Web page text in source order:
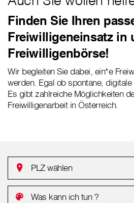
Finden Sie Ihren
Freiwilligeneinsatz in
Freiwilligenbörse!
Wir begleiten Sie dabei, ein*e
werden. Egal ob spontane,
Es gibt zahlreiche Möglichkeiten
Freiwilligenarbeit in Österreich.
PLZ wählen
Was kann ich tun ?